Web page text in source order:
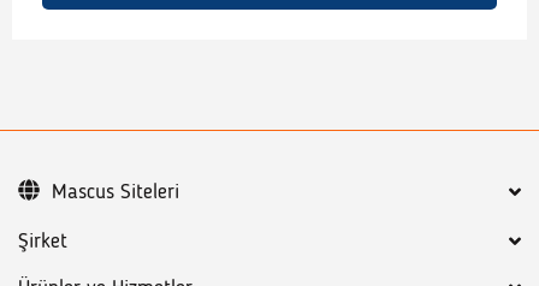
Şirket
Mascus Siteleri